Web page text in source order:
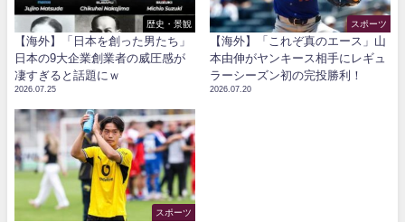
歴史・景観
【海外】「日本を創った男たち」
日本の9大企業創業者の威圧感が
凄すぎると話題にｗ
2026.07.25
スポーツ
【海外】「これぞ真のエース」山
本由伸がヤンキース相手にレギュ
ラーシーズン初の完投勝利！
2026.07.20
スポーツ